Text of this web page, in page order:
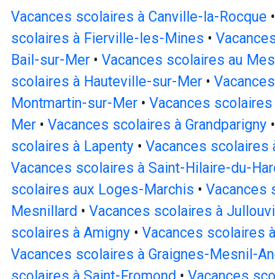
Vacances scolaires à Canville-la-Rocque •
scolaires à Fierville-les-Mines •
Bail-sur-Mer • Vacances scolaires au
scolaires à Hauteville-sur-Mer •
Montmartin-sur-Mer • Vacances
Mer • Vacances scolaires à Grandparigny •
scolaires à Lapenty • Vacances scolaires
Vacances scolaires à Saint-Hilaire-du-
scolaires aux Loges-Marchis • Vacances
Mesnillard • Vacances scolaires à
scolaires à Amigny • Vacances scolaires
Vacances scolaires à Graignes-Mesnil-